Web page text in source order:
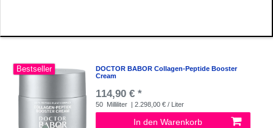
Bestseller
DOCTOR BABOR Collagen-Peptide Booster
Cream
114,90 € *
50 Milliliter | 2.298,00 € / Liter
In den Warenkorb